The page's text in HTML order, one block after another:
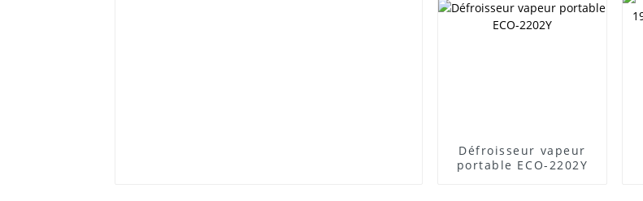
Défroisseur vapeur
portable ECO-2202Y